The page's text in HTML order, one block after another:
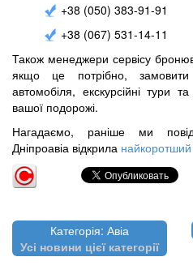
+38 (050) 383-91-91
+38 (067) 531-14-11
Також менеджери сервісу
якщо це потрібно,
автомобіля, екскурсійні тури
вашої подорожі.
Нагадаємо, раніше ми
Дніпроавіа відкрила найкоротший
Категорія: Авіа
Усі новини цієї категорії